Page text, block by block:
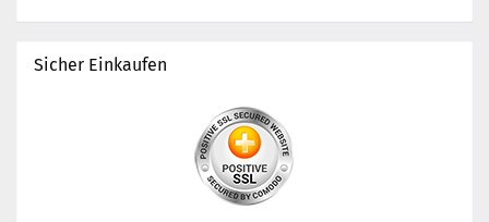
Sicher Einkaufen